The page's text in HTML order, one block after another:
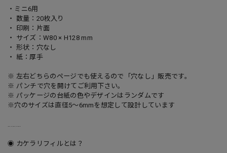
・ミニ6用
・ 数量：20枚入り
・ 印刷：片面
・ サイズ：W80 × H128 mm
・ 形状：穴なし
・ 紙：厚手
※ 左右どちらのページでも使えるので「穴なし」販売です。
※ パンチで穴を開けてご利用下さい。
※ パッケージの台紙の色やデザインはランダムです
※穴のサイズは直径5〜6mmを想定して設計しています
........
◉ カケラリフィルとは？